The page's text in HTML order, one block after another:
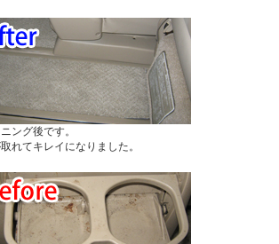
ング後です。
れてキレイになりました。